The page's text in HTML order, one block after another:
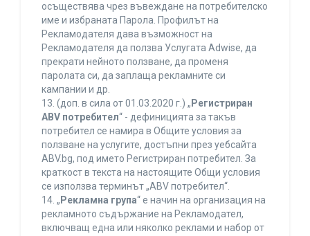
осъществява чрез въвеждане на потребителско
име и избраната Парола. Профилът на
Рекламодателя дава възможност на
Рекламодателя да ползва Услугата Adwise, да
прекрати нейното ползване, да променя
паролата си, да заплаща рекламните си
кампании и др.
13. (доп. в сила от 01.03.2020 г.) „ Регистриран
ABV потребител“ - дефиницията за такъв
потребител се намира в Общите условия за
ползване на услугите, достъпни през уебсайта
ABV.bg, под името Регистриран потребител. За
краткост в текста на настоящите Общи условия
се използва терминът „ABV потребител“.
14. „ Рекламна група“ е начин на организация на
рекламното съдържание на Рекламодател,
включващ една или няколко реклами и набор от